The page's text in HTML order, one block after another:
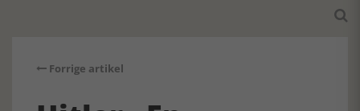

Forrige artikel